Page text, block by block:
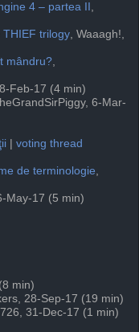
4 – partea II ,
trilogy, Waaagh!,
mândru?,
Feb-17 (4 min)
6-Mar-
voting thread
de terminologie,
May-17 (5 min)
min)
28-Sep-17 (19 min)
31-Dec-17 (1 min)